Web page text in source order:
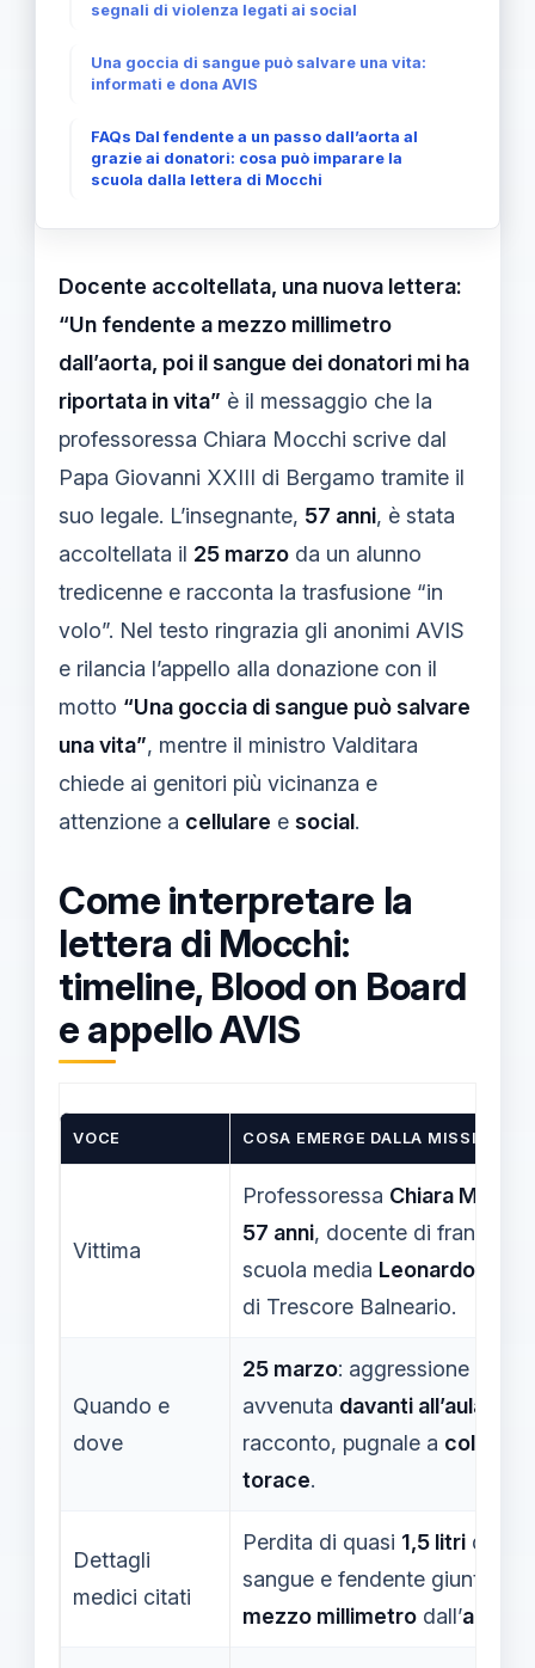
segnali di violenza legati ai social
Una goccia di sangue può salvare una vita:
informati e dona AVIS
FAQs Dal fendente a un passo dall’aorta al
grazie ai donatori: cosa può imparare la
scuola dalla lettera di Mocchi
Docente accoltellata, una nuova lettera:
“Un fendente a mezzo millimetro
dall’aorta, poi il sangue dei donatori mi ha
riportata in vita” è il messaggio che la
professoressa Chiara Mocchi scrive dal
Papa Giovanni XXIII di Bergamo tramite il
suo legale. L’insegnante, 57 anni, è stata
accoltellata il 25 marzo da un alunno
tredicenne e racconta la trasfusione “in
volo”. Nel testo ringrazia gli anonimi AVIS
e rilancia l’appello alla donazione con il
motto “Una goccia di sangue può salvare
una vita”, mentre il ministro Valditara
chiede ai genitori più vicinanza e
attenzione a cellulare e social.
Come interpretare la
lettera di Mocchi:
timeline, Blood on Board
e appello AVIS
VOCE COSA EMERGE DALLA MISSIVA
Vittima
Professoressa Chiara Mocchi
57 anni, docente di francese
scuola media Leonardo da
di Trescore Balneario.
Quando e
dove
25 marzo: aggressione
avvenuta davanti all’aula
racconto, pugnale a collo
torace.
Dettagli
medici citati
Perdita di quasi 1,5 litri di
sangue e fendente giunto a
mezzo millimetro dall’aorta